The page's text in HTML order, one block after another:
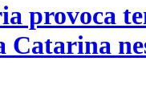
provoca
Catarina